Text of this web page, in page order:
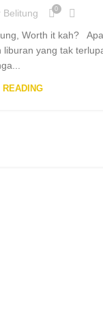
Belitung 0
Worth it kah?
yang tak
READING